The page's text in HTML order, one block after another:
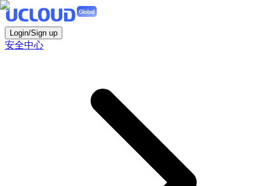
Login/Sign up
安全中心